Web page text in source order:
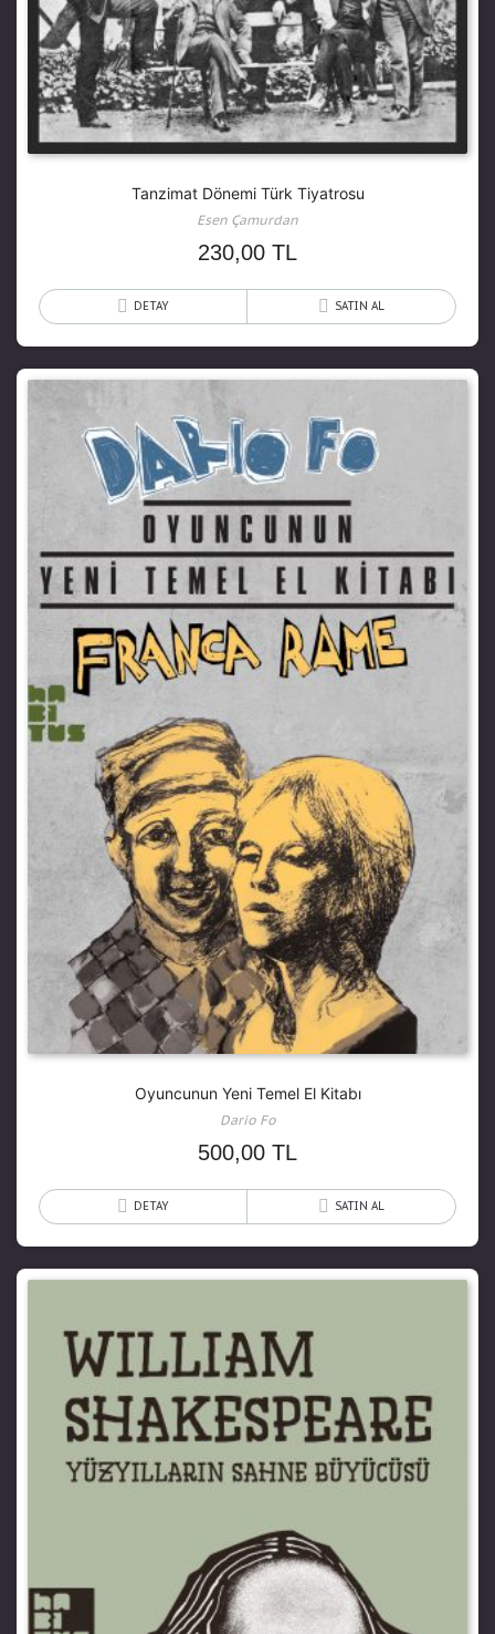
Tanzimat Dönemi Türk Tiyatrosu
Esen Çamurdan
230,00 TL
DETAY SATIN AL
Oyuncunun Yeni Temel El Kitabı
Dario Fo
500,00 TL
DETAY SATIN AL